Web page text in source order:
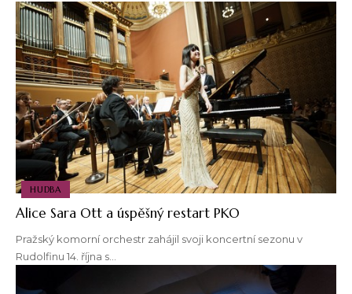
HUDBA
Alice Sara Ott a úspěšný restart PKO
Pražský komorní orchestr zahájil svoji koncertní sezonu v
Rudolfinu 14. října s…